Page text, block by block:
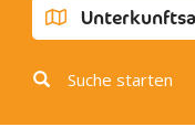
Pre'-Saint-Didier
Saint Vincent
Suche starten